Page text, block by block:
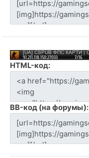
HTML-код:
BB-код (на форумы):